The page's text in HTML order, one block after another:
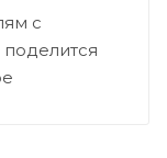
с